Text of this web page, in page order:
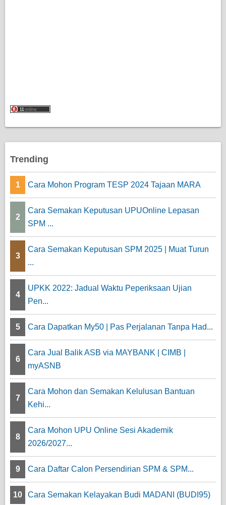
Trending
1 Cara Mohon Program TESP 2024 Tajaan MARA
2
Cara Semakan Keputusan UPUOnline Lepasan
SPM ...
3
Cara Semakan Keputusan SPM 2025 | Muat Turun
...
4
UPKK 2022: Jadual Waktu Peperiksaan Ujian
Pen...
5 Cara Dapatkan My50 | Pas Perjalanan Tanpa Had...
6
Cara Jual Balik ASB via MAYBANK | CIMB |
myASNB
7
Cara Mohon dan Semakan Kelulusan Bantuan
Kehi...
8
Cara Mohon UPU Online Sesi Akademik
2026/2027...
9 Cara Daftar Calon Persendirian SPM & SPM...
10 Cara Semakan Kelayakan Budi MADANI (BUDI95)